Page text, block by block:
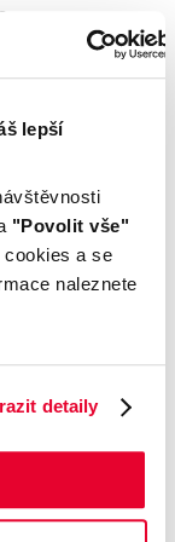
lepší
"Povolit vše"
a se
naleznete
detaily
DPH
§ 1732
o veřejný